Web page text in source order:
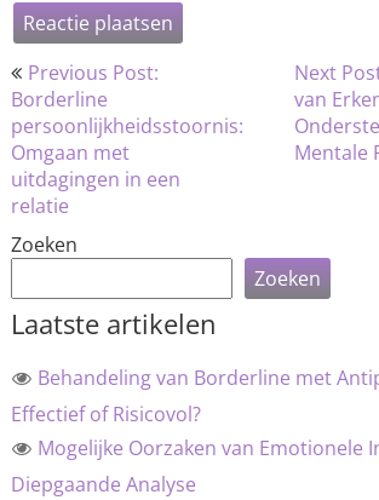
Bericht
navigatie
Previous Post:
Borderline
persoonlijkheidsstoornis:
Omgaan met
uitdagingen in een
relatie
Next
van
Mentale
Zoeken
Zoeken
Laatste artikelen
Behandeling van Borderline met
Effectief of Risicovol?
Mogelijke Oorzaken van Emotionele
Diepgaande Analyse